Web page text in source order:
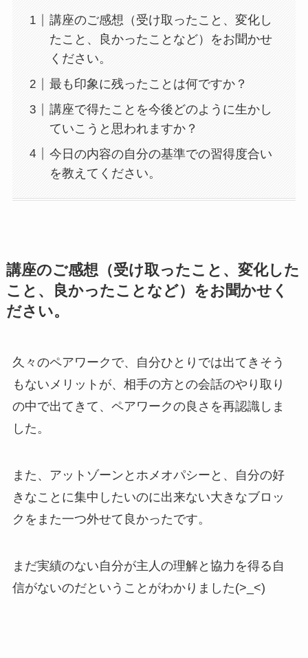
講座のご感想（受け取ったこと、変化し
たこと、良かったことなど）をお聞かせ
ください。
最も印象に残ったことは何ですか？
講座で得たことを今後どのように生かし
ていこうと思われますか？
今日の内容の自分の基準での習得度合い
を教えてください。
講座のご感想（受け取ったこと、変化した
こと、良かったことなど）をお聞かせく
ださい。
久々のペアワークで、自分ひとりでは出てきそう
もないメリットが、相手の方との会話のやり取り
の中で出てきて、ペアワークの良さを再認識しま
した。
また、アットゾーンとホメオパシーと、自分の好
きなことに集中したいのに出来ない大きなブロッ
クをまた一つ外せて良かったです。
まだ実績のない自分が主人の理解と協力を得る自
信がないのだということがわかりました(>_<)